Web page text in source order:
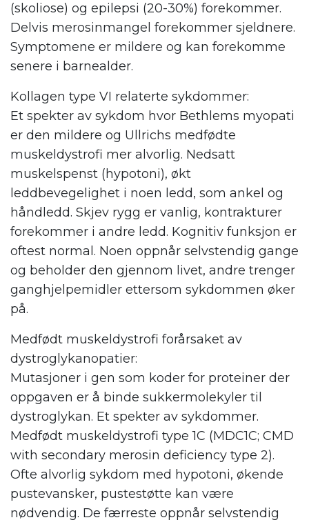
(skoliose) og epilepsi (20-30%) forekommer.
Delvis merosinmangel forekommer sjeldnere.
Symptomene er mildere og kan forekomme
senere i barnealder.
Kollagen type VI relaterte sykdommer:
Et spekter av sykdom hvor Bethlems myopati
er den mildere og Ullrichs medfødte
muskeldystrofi mer alvorlig. Nedsatt
muskelspenst (hypotoni), økt
leddbevegelighet i noen ledd, som ankel og
håndledd. Skjev rygg er vanlig, kontrakturer
forekommer i andre ledd. Kognitiv funksjon er
oftest normal. Noen oppnår selvstendig gange
og beholder den gjennom livet, andre trenger
ganghjelpemidler ettersom sykdommen øker
på.
Medfødt muskeldystrofi forårsaket av
dystroglykanopatier:
Mutasjoner i gen som koder for proteiner der
oppgaven er å binde sukkermolekyler til
dystroglykan. Et spekter av sykdommer.
Medfødt muskeldystrofi type 1C (MDC1C; CMD
with secondary merosin deficiency type 2).
Ofte alvorlig sykdom med hypotoni, økende
pustevansker, pustestøtte kan være
nødvendig. De færreste oppnår selvstendig